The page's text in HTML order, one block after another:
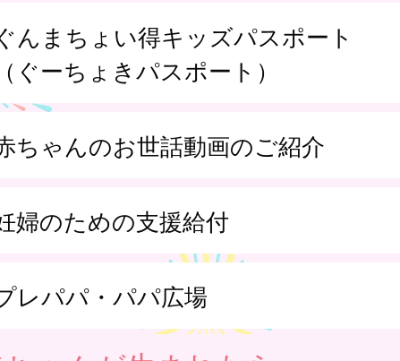
んまちょい得キッズパスポート
（ぐーちょきパスポート）
ちゃんのお世話動画のご紹介
婦のための支援給付
レパパ・パパ広場